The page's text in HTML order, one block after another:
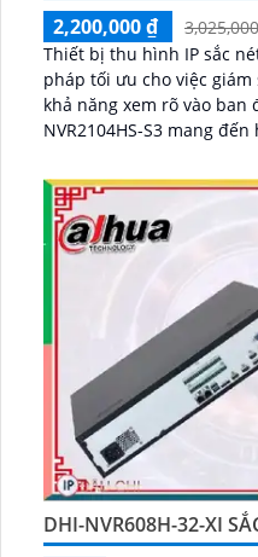
2,200,000 ₫
Thiết bị thu hình IP sắc
pháp tối ưu cho việc giám
khả năng xem rõ vào ban
NVR2104HS-S3 mang
DHI-NVR608H-32-XI